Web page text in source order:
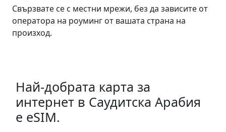
Свързвате се с местни мрежи, без да зависите от
оператора на роуминг от вашата страна на
произход.
Най-добрата карта за
интернет в Саудитска Арабия
е eSIM.